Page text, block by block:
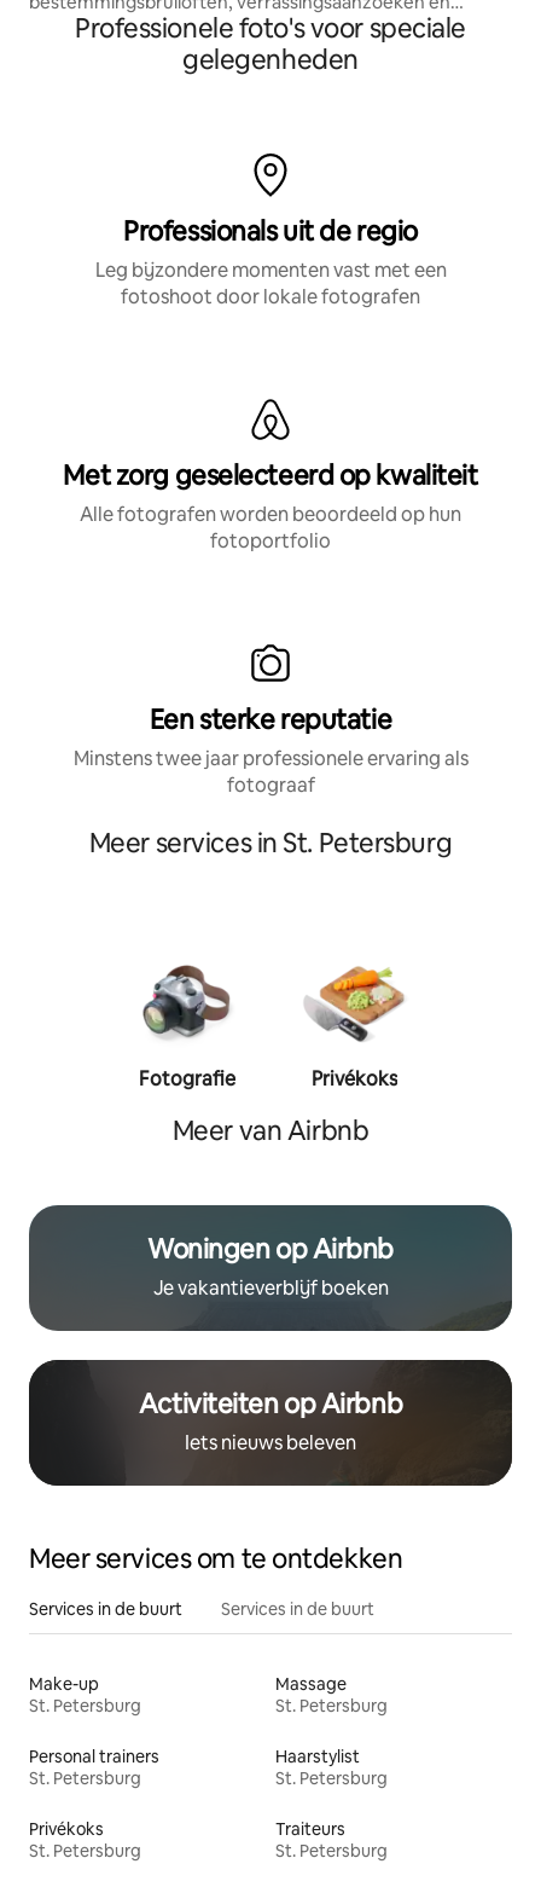
vakantieportretten. Bekend om gedurfde, artistieke
beelden en het creëren van onvergetelijke foto-
ervaringen in Orlando en daarbuiten.
Professionele foto's voor speciale
gelegenheden
Professionals uit de regio
Leg bijzondere momenten vast met een
fotoshoot door lokale fotografen
Met zorg geselecteerd op kwaliteit
Alle fotografen worden beoordeeld op hun
fotoportfolio
Een sterke reputatie
Minstens twee jaar professionele ervaring als
fotograaf
Meer services in St. Petersburg
Fotografie Privékoks
Meer van Airbnb
Woningen op Airbnb
Je vakantieverblijf boeken
Activiteiten op Airbnb
Iets nieuws beleven
Meer services om te ontdekken
Services in de buurt Services in de buurt
Make-up
St. Petersburg
Massage
St. Petersburg
Personal trainers
St. Petersburg
Haarstylist
St. Petersburg
Privékoks
St. Petersburg
Traiteurs
St. Petersburg